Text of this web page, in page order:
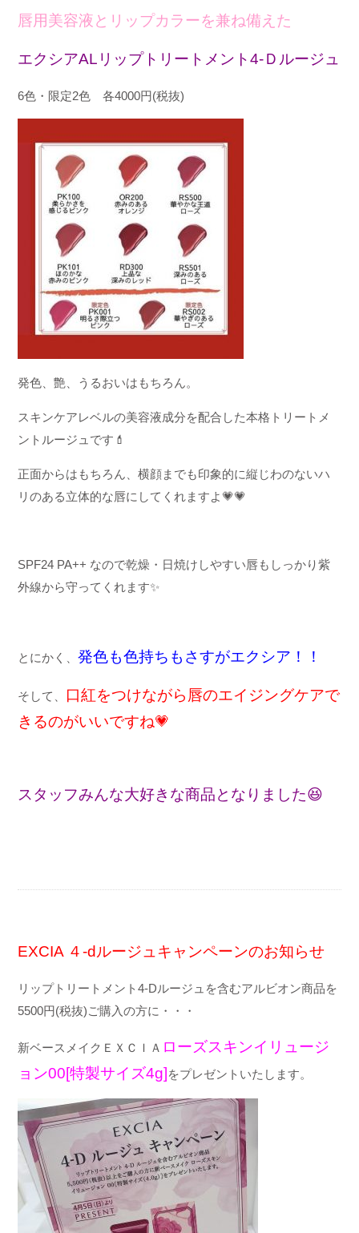
唇用美容液とリップカラーを兼ね備えた
エクシアAL リップトリートメント4-Ｄルージュ
6色・限定2色 各4000円(税抜)
発色、艶、うるおいはもちろん。
スキンケアレベルの美容液成分を配合した本格トリートメ
ントルージュです 💄
正面からはもちろん、横顔までも印象的に縦じわのないハ
リのある立体的な唇にしてくれますよ 💗💗
SPF24 PA++ なので乾燥・日焼けしやすい唇も しっかり紫
外線から守ってくれます✨
とにかく、 発色も色持ちもさすがエクシア！！
そして、 口紅をつけながら 唇のエイジングケアで
きるのがいいですね💗
スタッフみんな大好きな商品となりました😆
EXCIA ４-dルージュキャンペーンのお知らせ
リップトリートメント4-Dルージュを含むアルビオン商品を
5500円(税抜)ご購入の方に・・・
新ベースメイクＥＸＣＩＡ ローズスキンイリュージ
ョン00[特製サイズ4g]をプレゼントいたします。